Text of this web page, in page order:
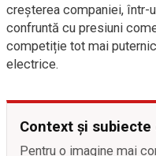
creșterea companiei, într-
confruntă cu presiuni
competiție tot mai
electrice.
Context și subiecte
Pentru o imagine mai